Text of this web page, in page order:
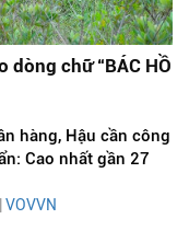
chữ “BÁC HỒ
hàng, Hậu cần công
Cao nhất gần 27
VOVVN